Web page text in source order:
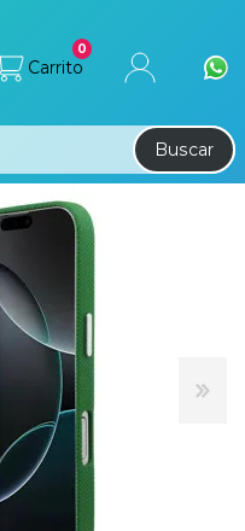
Carrito
0
Buscar